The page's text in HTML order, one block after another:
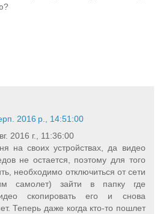
2016 р., 14:51:00
2016 г., 11:36:00
на своих устройствах, да видео
не остается, поэтому для того
необходимо отключиться от сети
самолет) зайти в папку где
скопировать его и снова
Теперь даже когда кто-то пошлет